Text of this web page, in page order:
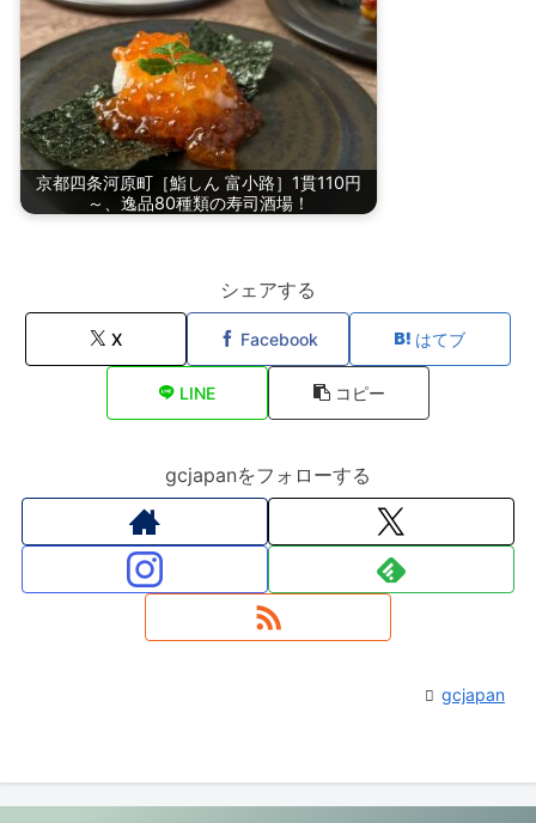
京都四条河原町［鮨しん 富小路］1貫110円
～、逸品80種類の寿司酒場！
シェアする
X Facebook はてブ
LINE コピー
gcjapanをフォローする
gcjapan